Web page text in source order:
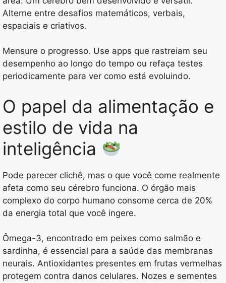
Alterne entre desafios matemáticos, verbais,
espaciais e criativos.
Mensure o progresso. Use apps que rastreiam seu
desempenho ao longo do tempo ou refaça testes
periodicamente para ver como está evoluindo.
O papel da alimentação e
estilo de vida na
inteligência
Pode parecer clichê, mas o que você come realmente
afeta como seu cérebro funciona. O órgão mais
complexo do corpo humano consome cerca de 20%
da energia total que você ingere.
Ômega-3, encontrado em peixes como salmão e
sardinha, é essencial para a saúde das membranas
neurais. Antioxidantes presentes em frutas vermelhas
protegem contra danos celulares. Nozes e sementes